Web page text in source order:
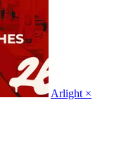
Arlight ×